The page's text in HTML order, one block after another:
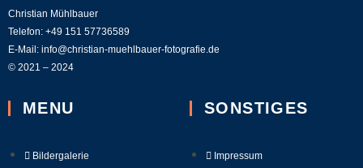
Christian Mühlbauer
Telefon: +49 151 57736589
E-Mail: info@christian-muehlbauer-fotografie.de
© 2021 – 2024
MENU
Bildergalerie
SONSTIGES
Impressum